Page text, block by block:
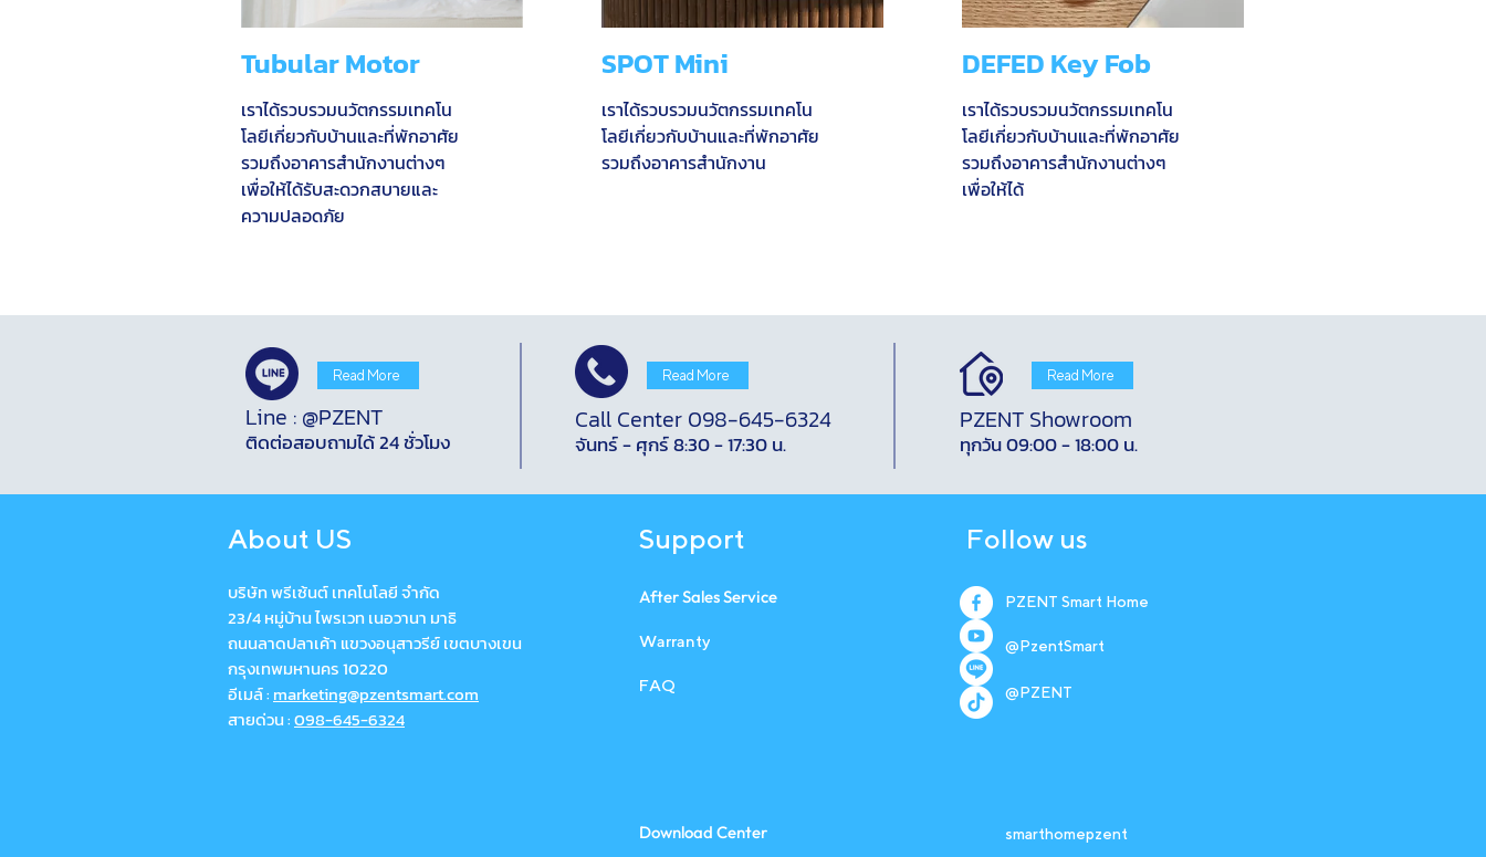
Tubular Motor
เราได้รวบรวมนวัตกรรมเทคโน
โลยีเกี่ยวกับบ้านและที่พักอาศัย
รวมถึงอาคารสำนักงานต่างๆ
เพื่อให้ได้รับสะดวกสบายและ
ความปลอดภัย
SPOT Mini
เราได้รวบรวมนวัตกรรมเทคโน
โลยีเกี่ยวกับบ้านและที่พักอาศัย
รวมถึงอาคารสำนักงาน
DEFED Key Fob
เราได้รวบรวมนวัตกรรมเทคโน
โลยีเกี่ยวกับบ้านและที่พักอาศัย
รวมถึงอาคารสำนักงานต่างๆ
เพื่อให้ได้
Read More
Line : @PZENT
ติดต่อสอบถามได้ 24 ชั่วโมง
Read More
Call Center 098-645-6324
จันทร์ - ศุกร์ 8:30 - 17:30 น.
Read More
PZENT Showroom
ทุกวัน 09:00 - 18:00 น.
About US
บริษัท พรีเซ้นต์ เทคโนโลยี จำกัด
23/4 หมู่บ้าน ไพรเวท เนอวานา มาธิ
ถนนลาดปลาเค้า แขวงอนุสาวรีย์ เขตบางเขน
กรุงเทพมหานคร 10220
อีเมล์ : marketing@pzentsmart.com
สายด่วน :098-645-6324
Support
After Sales Service
W a r r a n t y
FAQ
Follow us
PZENT Smart Home
@PzentSmart
@PZENT
Download Center smarthomepzent